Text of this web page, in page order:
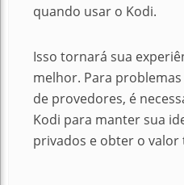
quando usar o Kodi.
Isso tornará sua
melhor. Para
de provedores, é
Kodi para manter sua
privados e obter o